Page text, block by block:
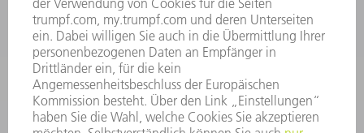
KONTAKT
Service TRUMPF Lasertechnik
+49 7156 303 37444
Mo - Fr: 07:30 - 18:00 Uhr
Additive Manufacturing 07:30 - 17:30 Uhr
spareparts.tld@trumpf.com